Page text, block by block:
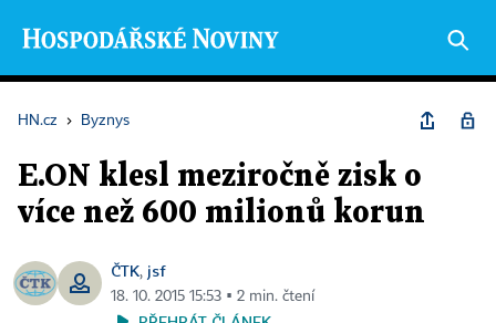
HN.cz › Byznys
E.ON klesl meziročně zisk o
více než 600 milionů korun
ČTK, jsf
18. 10. 2015 15:53 ▪ 2 min. čtení